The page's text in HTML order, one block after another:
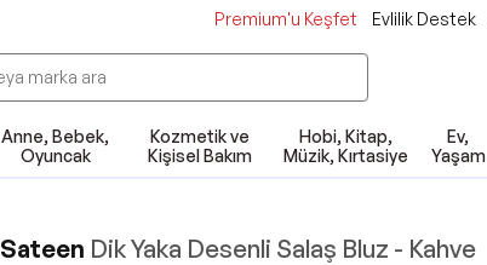
Premium'u Keşfet Evlilik Destek
Anne, Bebek,
Oyuncak
Kozmetik ve
Kişisel Bakım
Hobi, Kitap,
Müzik, Kırtasiye
Ev,
Yaşam
Sateen Dik Yaka Desenli Salaş Bluz - Kahve